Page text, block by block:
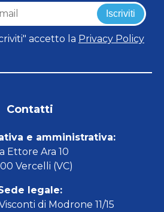
Iscriviti
accetto la Privacy Policy
Contatti
e amministrativa:
Ettore Ara 10
Vercelli (VC)
legale:
di Modrone 11/15